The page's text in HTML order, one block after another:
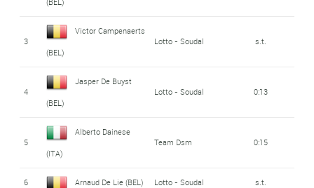
3
Victor Campenaerts
(BEL)
Lotto - Soudal s.t.
4
Jasper De Buyst
(BEL)
Lotto - Soudal 0:13
5
Alberto Dainese
(ITA)
Team Dsm 0:15
6 Arnaud De Lie (BEL) Lotto - Soudal s.t.